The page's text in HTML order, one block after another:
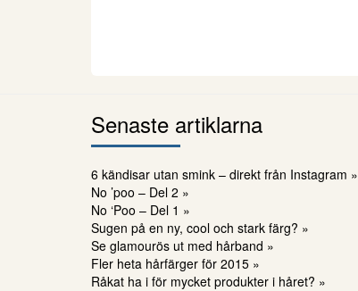
Senaste artiklarna
6 kändisar utan smink – direkt från Instagram »
No ’poo – Del 2 »
No ‘Poo – Del 1 »
Sugen på en ny, cool och stark färg? »
Se glamourös ut med hårband »
Fler heta hårfärger för 2015 »
Råkat ha i för mycket produkter i håret? »